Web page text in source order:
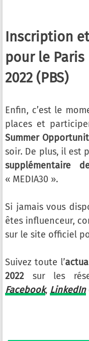
Inscription
pour le
2022 (PBS)
Enfin, c’est le
places et
Summer
soir. De plus, il est
supplémentaire
« MEDIA30 ».
Si jamais vous
êtes influenceur,
sur le site officiel
Suivez toute l’
2022 sur les
Facebook, LinkedIn